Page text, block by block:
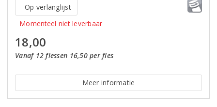
Op verlanglijst
Momenteel niet leverbaar
18,00
Vanaf 12 flessen 16,50 per fles
Meer informatie